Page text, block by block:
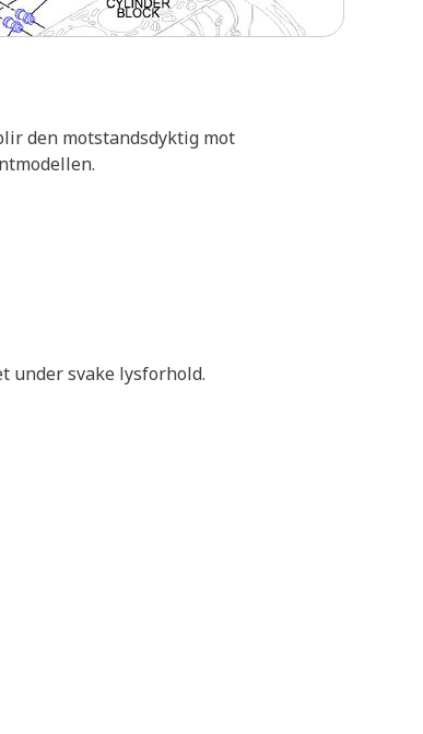
den motstandsdyktig mot
under svake lysforhold.